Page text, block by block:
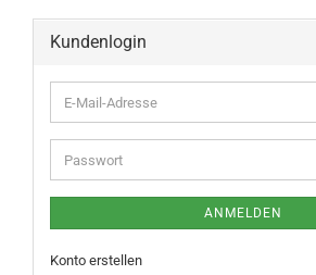
Kundenlogin
ANMELDEN
Konto erstellen